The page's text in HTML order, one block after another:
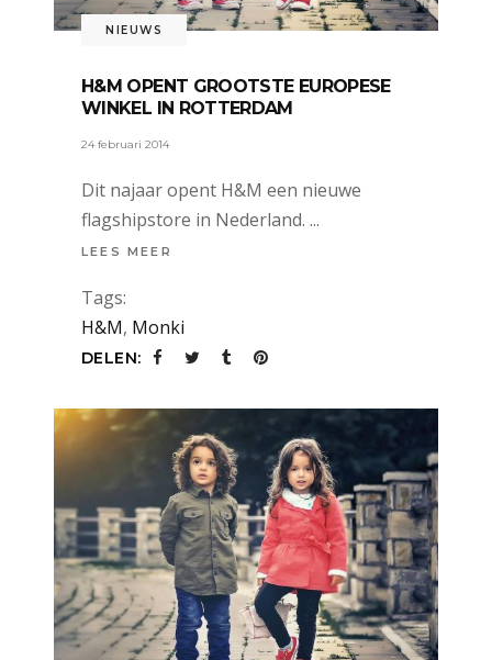
NIEUWS
H&M OPENT GROOTSTE EUROPESE
WINKEL IN ROTTERDAM
24 februari 2014
Dit najaar opent H&M een nieuwe
flagshipstore in Nederland.
LEES MEER
Tags:
H&M, Monki
DELEN: